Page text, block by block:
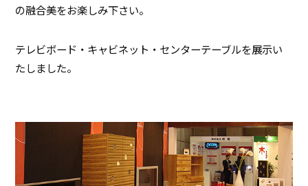
の融合美をお楽しみ下さい。
テレビボード・キャビネット・センターテーブルを展示い
たしました。